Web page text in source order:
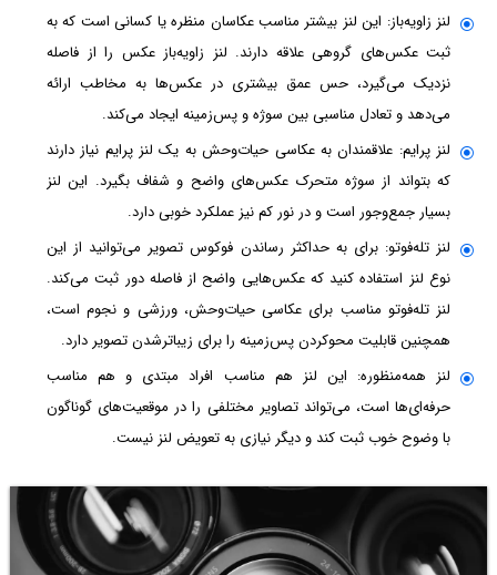
لنز زاویه‌باز: این لنز بیشتر مناسب عکاسان منظره یا کسانی است که به
ثبت عکس‌های گروهی علاقه دارند. لنز زاویه‌باز عکس را از فاصله
نزدیک می‌گیرد، حس عمق بیشتری در عکس‌ها به مخاطب ارائه
می‌دهد و تعادل مناسبی بین سوژه و پس‌زمینه ایجاد می‌کند.
لنز پرایم: علاقمندان به عکاسی حیات‌وحش به یک لنز پرایم نیاز دارند
که بتواند از سوژه متحرک عکس‌های واضح و شفاف بگیرد. این لنز
بسیار جمع‌وجور است و در نور کم نیز عملکرد خوبی دارد.
لنز تله‌فوتو: برای به حداکثر رساندن فوکوس تصویر می‌توانید از این
نوع لنز استفاده کنید که عکس‌هایی واضح از فاصله دور ثبت می‌کند.
لنز تله‌فوتو مناسب برای عکاسی حیات‌وحش، ورزشی و نجوم است،
همچنین قابلیت محوکردن پس‌زمینه را برای زیباترشدن تصویر دارد.
لنز همه‌منظوره: این لنز هم مناسب افراد مبتدی و هم مناسب
حرفه‌ای‌ها است، می‌تواند تصاویر مختلفی را در موقعیت‌های گوناگون
با وضوح خوب ثبت کند و دیگر نیازی به تعویض لنز نیست.